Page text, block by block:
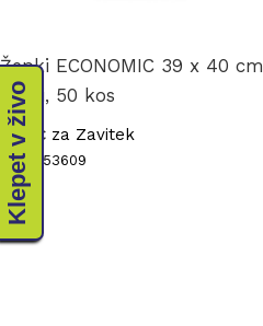
Žepki ECONOMIC 39 x 40 cm
rdeči, 50 kos
7,93 € za Zavitek
Koda: 53609
Klepet v živo